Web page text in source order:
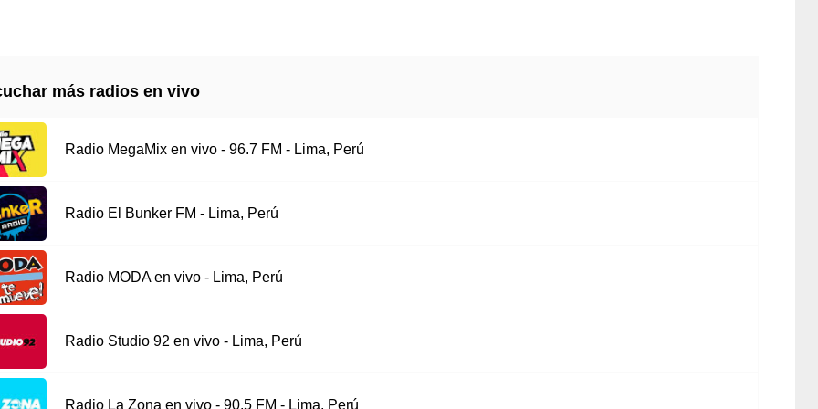
más radios en vivo
Radio MegaMix en vivo - 96.7 FM - Lima, Perú
Radio El Bunker FM - Lima, Perú
Radio MODA en vivo - Lima, Perú
Radio Studio 92 en vivo - Lima, Perú
Radio La Zona en vivo - 90.5 FM - Lima, Perú